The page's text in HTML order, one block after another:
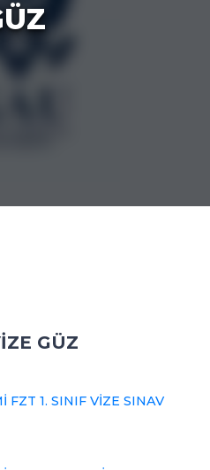
GÜZ
FZT 1. SINIF VİZE SINAV